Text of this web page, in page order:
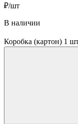
₽/шт
В наличии
Коробка (картон) 1